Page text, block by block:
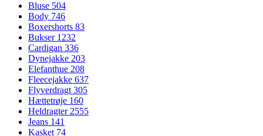
Bluse 504
Body 746
Boxershorts 83
Bukser 1232
Cardigan 336
Dynejakke 203
Elefanthue 208
Fleecejakke 637
Flyverdragt 305
Hættetrøje 160
Heldragter 2555
Jeans 141
Kasket 74